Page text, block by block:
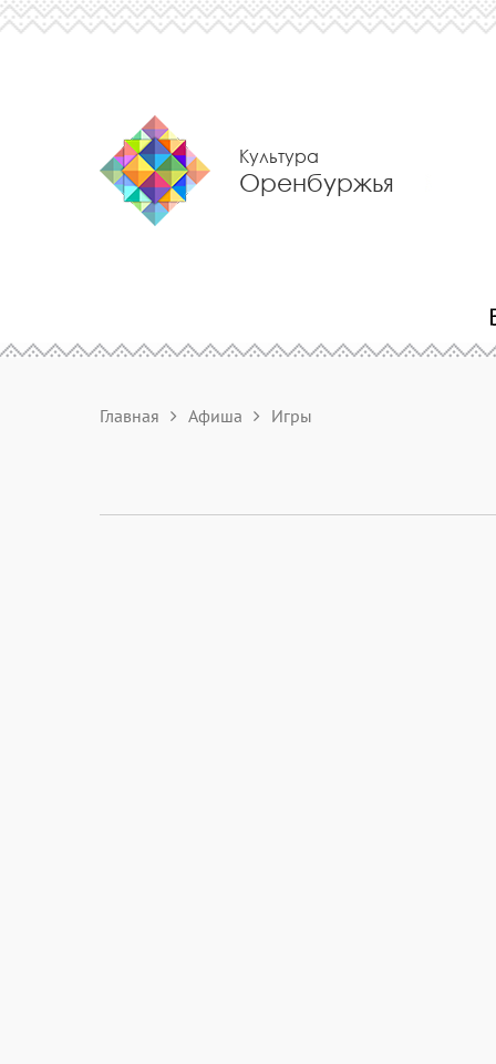
Культура
Оренбуржья
Главная Афиша Игры